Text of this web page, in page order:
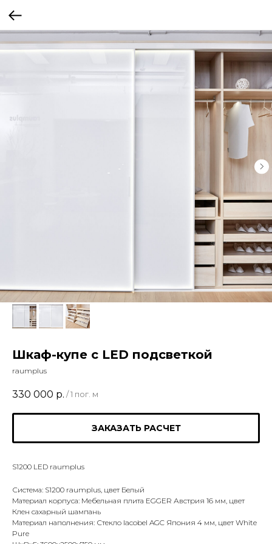
Шкаф-купе с LED подсветкой
raumplus
330 000 р. / 1 пог. м
ЗАКАЗАТЬ РАСЧЕТ
S1200 LED raumplus
Система: S1200 raumplus, цвет Белый
Материал корпуса: Мебельная плита EGGER Австрия 16 мм, цвет
Клен сахарный шампань
Материал наполнения: Стекло lacobel AGC Япония 4 мм, цвет White
Pure